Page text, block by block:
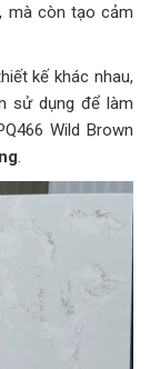
mà còn tạo cảm
kế khác nhau,
sử dụng để làm
Wild Brown
.